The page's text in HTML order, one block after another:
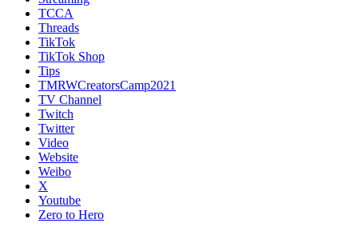
TCCA
Threads
TikTok
TikTok Shop
Tips
TMRWCreatorsCamp2021
TV Channel
Twitch
Twitter
Video
Website
Weibo
X
Youtube
Zero to Hero